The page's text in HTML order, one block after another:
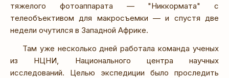
тяжелого фотоаппарата — "Никкормата" с
телеобъективом для макросъемки — и спустя две
недели очутился в Западной Африке.
Там уже несколько дней работала команда ученых
из НЦНИ, Национального центра научных
исследований. Целью экспедиции было проследить